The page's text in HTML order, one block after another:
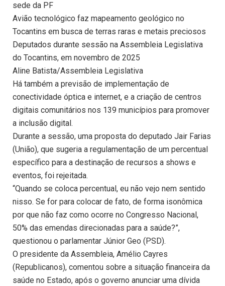
sede da PF
Avião tecnológico faz mapeamento geológico no
Tocantins em busca de terras raras e metais preciosos
Deputados durante sessão na Assembleia Legislativa
do Tocantins, em novembro de 2025
Aline Batista/Assembleia Legislativa
Há também a previsão de implementação de
conectividade óptica e internet, e a criação de centros
digitais comunitários nos 139 municípios para promover
a inclusão digital.
Durante a sessão, uma proposta do deputado Jair Farias
(União), que sugeria a regulamentação de um percentual
específico para a destinação de recursos a shows e
eventos, foi rejeitada.
“Quando se coloca percentual, eu não vejo nem sentido
nisso. Se for para colocar de fato, de forma isonômica
por que não faz como ocorre no Congresso Nacional,
50% das emendas direcionadas para a saúde?”,
questionou o parlamentar Júnior Geo (PSD).
O presidente da Assembleia, Amélio Cayres
(Republicanos), comentou sobre a situação financeira da
saúde no Estado, após o governo anunciar uma dívida